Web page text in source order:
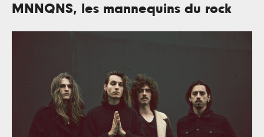
MNNQNS, les mannequins du rock